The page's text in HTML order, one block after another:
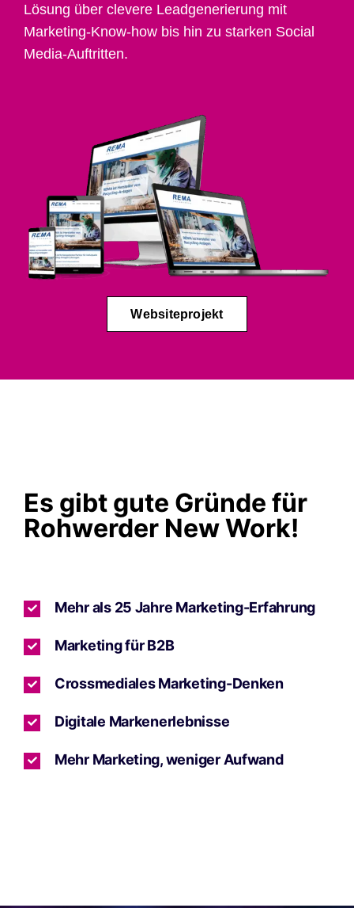
Lösung über clevere Leadgenerierung mit
Marketing-Know-how bis hin zu starken Social
Media-Auftritten.
Websiteprojekt
Es gibt gute Gründe für
Rohwerder New Work!
Mehr als 25 Jahre Marketing-Erfahrung
Marketing für B2B
Crossmediales Marketing-Denken
Digitale Markenerlebnisse
Mehr Marketing, weniger Aufwand